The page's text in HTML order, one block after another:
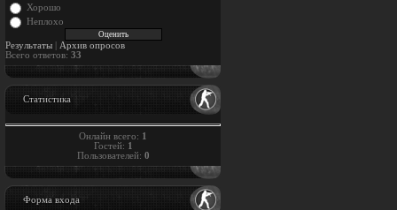
Хорошо
Неплохо
Результаты
Архив опросов
Всего ответов: 33
Статистика
Онлайн всего: 1
Гостей: 1
Пользователей: 0
Форма входа